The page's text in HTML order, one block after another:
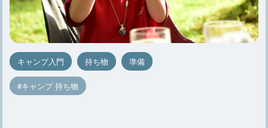
キャンプ入門 持ち物 準備
キャンプ 持ち物